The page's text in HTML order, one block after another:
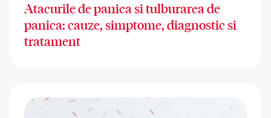
Atacurile de panica si tulburarea de
panica: cauze, simptome, diagnostic si
tratament